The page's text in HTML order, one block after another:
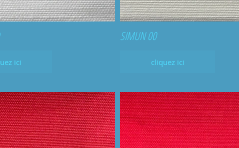
ici
SIMUN 00
cliquez ici